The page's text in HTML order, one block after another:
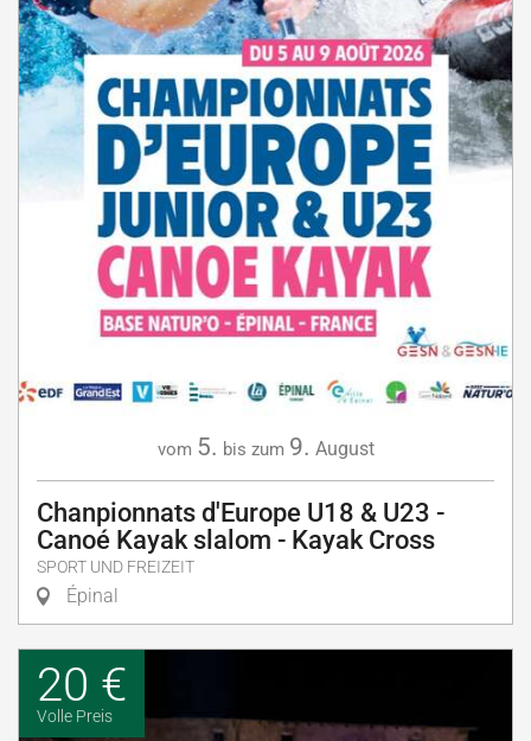
vom 5. bis zum 9. August
Chanpionnats d'Europe U18 & U23 -
Canoé Kayak slalom - Kayak Cross
SPORT UND FREIZEIT
Épinal
20 €
Volle Preis